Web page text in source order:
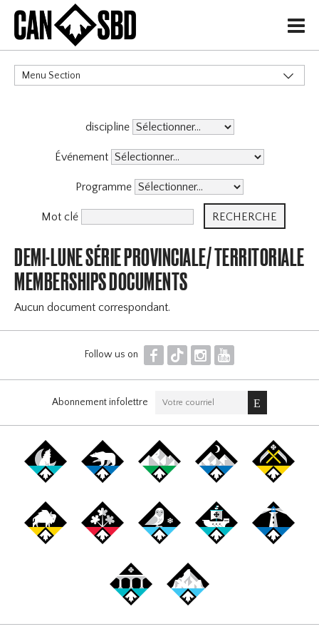
H
Menu Section
discipline
Événement
Programme
Mot clé
DEMI-LUNE SÉRIE PROVINCIALE/ TERRITORIALE
MEMBERSHIPS DOCUMENTS
Aucun document correspondant.
Follow us on F T I Y
Abonnement infolettre